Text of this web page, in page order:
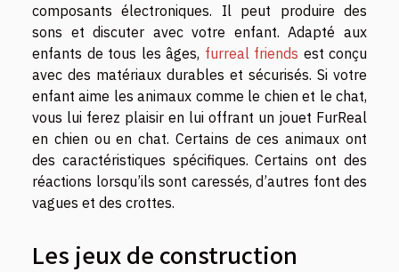
composants électroniques. Il peut produire des
sons et discuter avec votre enfant. Adapté aux
enfants de tous les âges, furreal friends est conçu
avec des matériaux durables et sécurisés. Si votre
enfant aime les animaux comme le chien et le chat,
vous lui ferez plaisir en lui offrant un jouet FurReal
en chien ou en chat. Certains de ces animaux ont
des caractéristiques spécifiques. Certains ont des
réactions lorsqu’ils sont caressés, d’autres font des
vagues et des crottes.
Les jeux de construction